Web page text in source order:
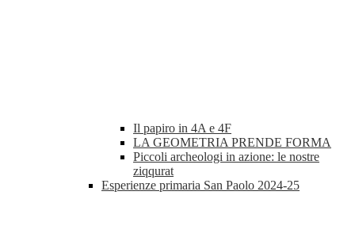
Il papiro in 4A e 4F
LA GEOMETRIA PRENDE FORMA
Piccoli archeologi in azione: le nostre
ziqqurat
Esperienze primaria San Paolo 2024-25